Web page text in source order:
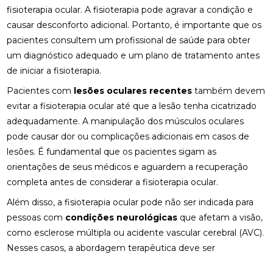
fisioterapia ocular. A fisioterapia pode agravar a condição e
causar desconforto adicional. Portanto, é importante que os
pacientes consultem um profissional de saúde para obter
um diagnóstico adequado e um plano de tratamento antes
de iniciar a fisioterapia.
Pacientes com lesões oculares recentes também devem
evitar a fisioterapia ocular até que a lesão tenha cicatrizado
adequadamente. A manipulação dos músculos oculares
pode causar dor ou complicações adicionais em casos de
lesões. É fundamental que os pacientes sigam as
orientações de seus médicos e aguardem a recuperação
completa antes de considerar a fisioterapia ocular.
Além disso, a fisioterapia ocular pode não ser indicada para
pessoas com condições neurológicas que afetam a visão,
como esclerose múltipla ou acidente vascular cerebral (AVC).
Nesses casos, a abordagem terapêutica deve ser
FISIOTERAPIA NA REABILITAÇÃO VESTIBULAR: UMA
ABORDAGEM EFICAZ PARA O TRATAMENTO
FISIOTERAPIA NA REABILITAÇÃO VESTIBULAR
FISIOTERAPIA NA REABILITAÇÃO VESTIBULAR E
SEUS BENEFÍCIOS
MELHORA O EQUILÍBRIO E A QUALIDADE DE VIDA
FISIOTERAPIA NO PÉ MELHORA SUA MOBILIDADE E
CONFORTO
FISIOTERAPIA NO PÉ PARA ALÍVIO E RECUPERAÇÃO
EFICIENTE
FISIOTERAPIA NO PÉ: BENEFÍCIOS E TRATAMENTOS